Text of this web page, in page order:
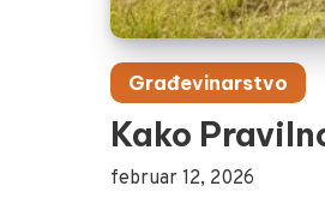
Građevinarstvo
Kako
februar 12, 2026